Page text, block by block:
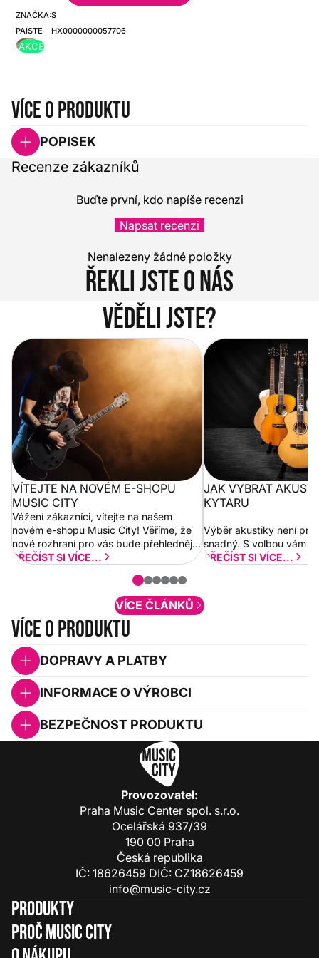
ZNAČKA:
PAISTE
SKU:
HX0000000057706
AKCE
Více o produktu
POPISEK
Recenze zákazníků
Buďte první, kdo napíše recenzi
Napsat recenzi
Nenalezeny žádné položky
Řekli jste o nás
Věděli jste?
Vítejte na novém e-shopu Music
City
VÍTEJTE NA NOVÉM E-SHOPU
MUSIC CITY
Vážení zákazníci, vítejte na našem
novém e-shopu Music City! Věříme, že
nové rozhraní pro vás bude přehlednější
a rychlejší. Postupně budeme přidávat
PŘEČÍST SI VÍCE...
Jak vybrat
JAK VYBRAT
KYTARU
Výběr akustiky není pro
snadný. S volbou vám
PŘEČÍST SI VÍCE...
VÍCE ČLÁNKŮ
Více o produktu
DOPRAVY A PLATBY
INFORMACE O VÝROBCI
BEZPEČNOST PRODUKTU
Provozovatel:
Praha Music Center spol. s.r.o.
Ocelářská 937/39
190 00 Praha
Česká republika
IČ: 18626459 DIČ: CZ18626459
info@music-city.cz
Produkty
Proč Music City